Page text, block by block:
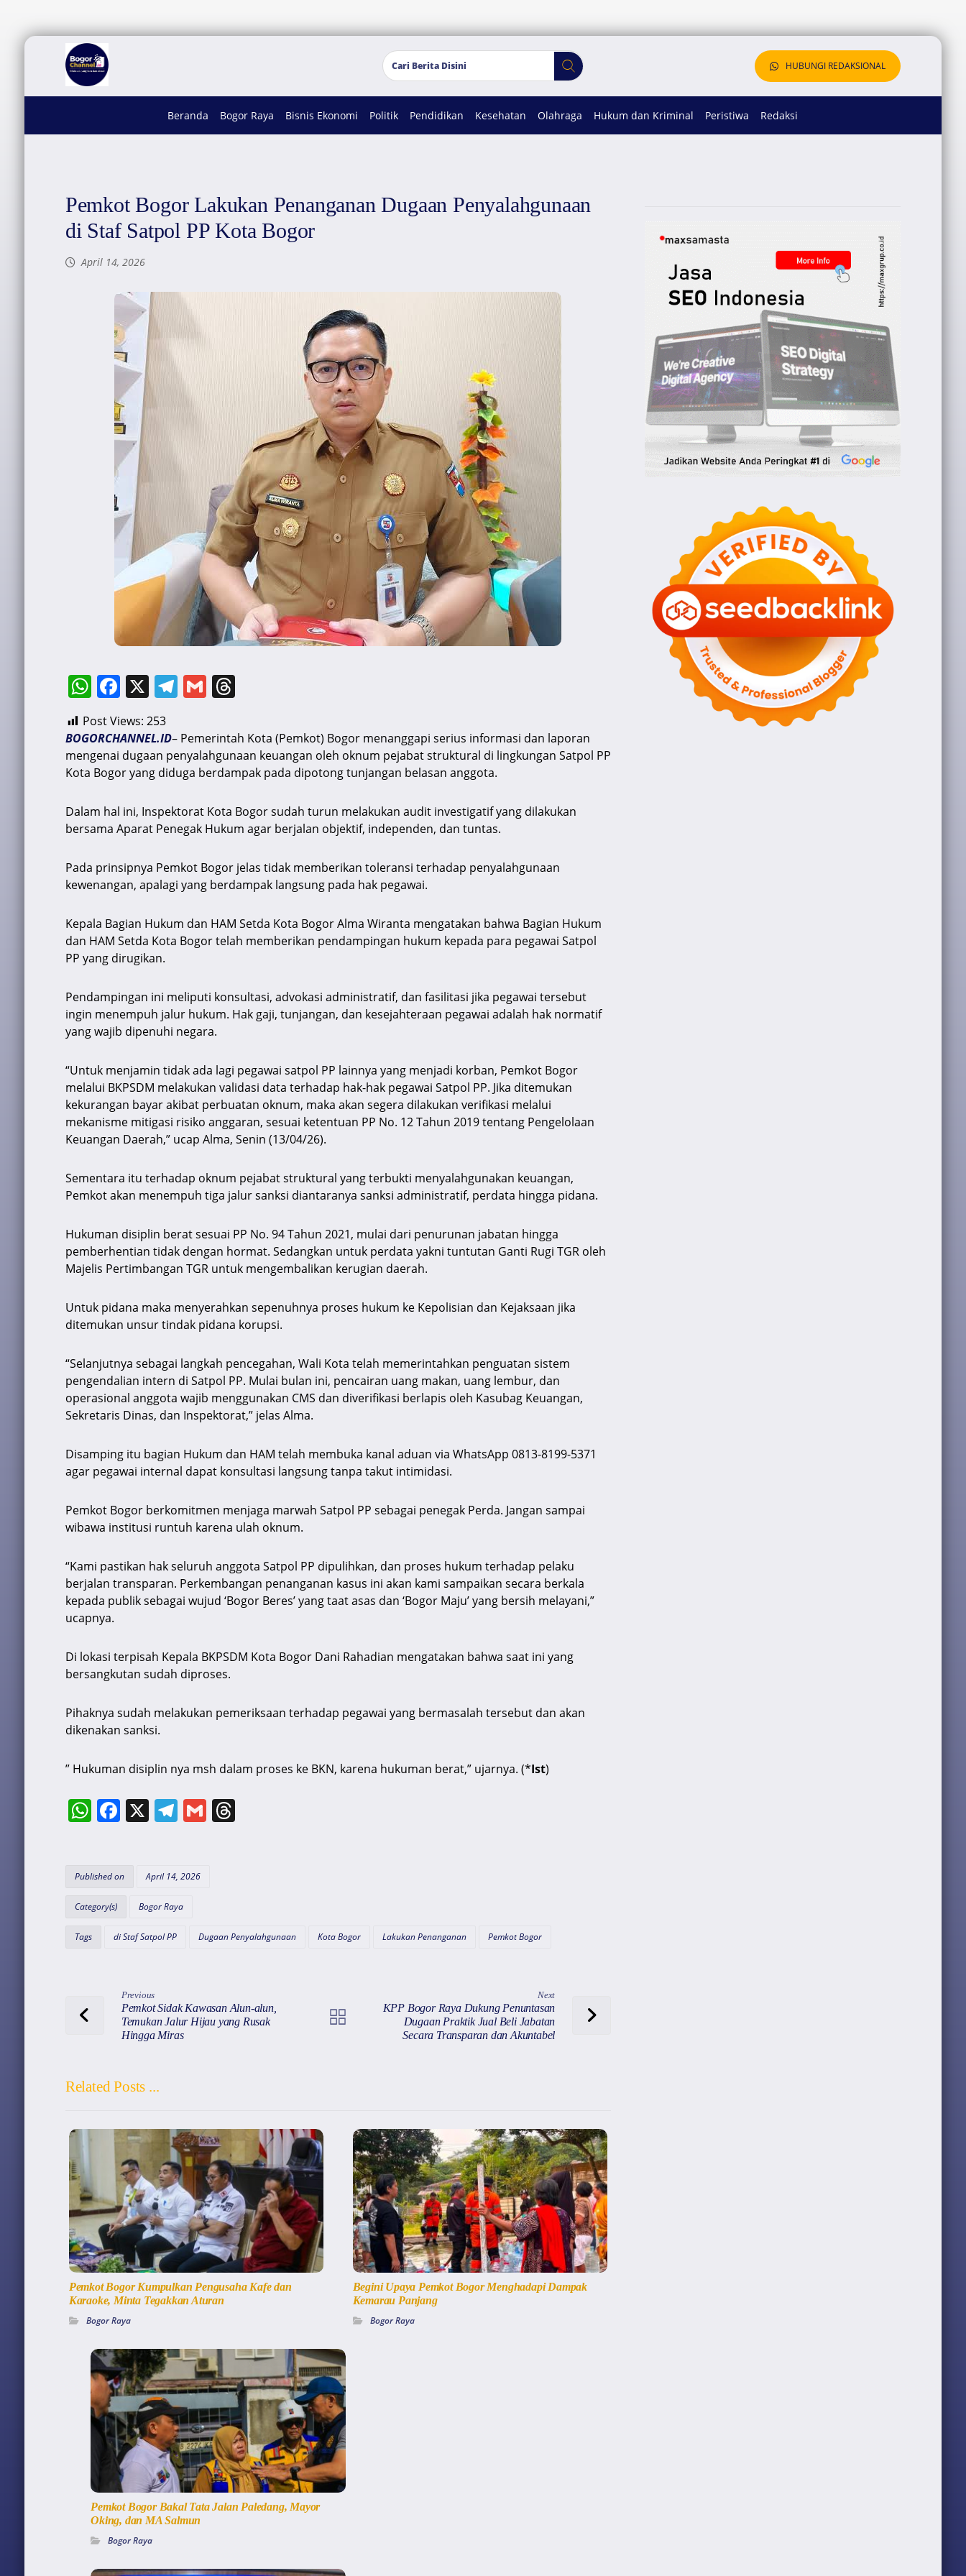
HUBUNGI REDAKSIONAL
Beranda Bogor Raya Bisnis Ekonomi Politik Pendidikan Kesehatan Olahraga Hukum dan Kriminal Peristiwa Redaksi
Pemkot Bogor Lakukan Penanganan Dugaan Penyalahgunaan
di Staf Satpol PP Kota Bogor
April 14, 2026
W
h
at
s
A
p
p
F
c
e
b
o
o
X T
e
gr
a
m
G
ai
l
T
e
a
d
s
Post Views: 253
BOGORCHANNEL.ID– Pemerintah Kota (Pemkot) Bogor menanggapi serius informasi dan laporan
mengenai dugaan penyalahgunaan keuangan oleh oknum pejabat struktural di lingkungan Satpol PP
Kota Bogor yang diduga berdampak pada dipotong tunjangan belasan anggota.
Dalam hal ini, Inspektorat Kota Bogor sudah turun melakukan audit investigatif yang dilakukan
bersama Aparat Penegak Hukum agar berjalan objektif, independen, dan tuntas.
Pada prinsipnya Pemkot Bogor jelas tidak memberikan toleransi terhadap penyalahgunaan
kewenangan, apalagi yang berdampak langsung pada hak pegawai.
Kepala Bagian Hukum dan HAM Setda Kota Bogor Alma Wiranta mengatakan bahwa Bagian Hukum
dan HAM Setda Kota Bogor telah memberikan pendampingan hukum kepada para pegawai Satpol
PP yang dirugikan.
Pendampingan ini meliputi konsultasi, advokasi administratif, dan fasilitasi jika pegawai tersebut
ingin menempuh jalur hukum. Hak gaji, tunjangan, dan kesejahteraan pegawai adalah hak normatif
yang wajib dipenuhi negara.
“Untuk menjamin tidak ada lagi pegawai satpol PP lainnya yang menjadi korban, Pemkot Bogor
melalui BKPSDM melakukan validasi data terhadap hak-hak pegawai Satpol PP. Jika ditemukan
kekurangan bayar akibat perbuatan oknum, maka akan segera dilakukan verifikasi melalui
mekanisme mitigasi risiko anggaran, sesuai ketentuan PP No. 12 Tahun 2019 tentang Pengelolaan
Keuangan Daerah,” ucap Alma, Senin (13/04/26).
Sementara itu terhadap oknum pejabat struktural yang terbukti menyalahgunakan keuangan,
Pemkot akan menempuh tiga jalur sanksi diantaranya sanksi administratif, perdata hingga pidana.
Hukuman disiplin berat sesuai PP No. 94 Tahun 2021, mulai dari penurunan jabatan hingga
pemberhentian tidak dengan hormat. Sedangkan untuk perdata yakni tuntutan Ganti Rugi TGR oleh
Majelis Pertimbangan TGR untuk mengembalikan kerugian daerah.
Untuk pidana maka menyerahkan sepenuhnya proses hukum ke Kepolisian dan Kejaksaan jika
ditemukan unsur tindak pidana korupsi.
“Selanjutnya sebagai langkah pencegahan, Wali Kota telah memerintahkan penguatan sistem
pengendalian intern di Satpol PP. Mulai bulan ini, pencairan uang makan, uang lembur, dan
operasional anggota wajib menggunakan CMS dan diverifikasi berlapis oleh Kasubag Keuangan,
Sekretaris Dinas, dan Inspektorat,” jelas Alma.
Disamping itu bagian Hukum dan HAM telah membuka kanal aduan via WhatsApp 0813-8199-5371
agar pegawai internal dapat konsultasi langsung tanpa takut intimidasi.
Pemkot Bogor berkomitmen menjaga marwah Satpol PP sebagai penegak Perda. Jangan sampai
wibawa institusi runtuh karena ulah oknum.
“Kami pastikan hak seluruh anggota Satpol PP dipulihkan, dan proses hukum terhadap pelaku
berjalan transparan. Perkembangan penanganan kasus ini akan kami sampaikan secara berkala
kepada publik sebagai wujud ‘Bogor Beres’ yang taat asas dan ‘Bogor Maju’ yang bersih melayani,”
ucapnya.
Di lokasi terpisah Kepala BKPSDM Kota Bogor Dani Rahadian mengatakan bahwa saat ini yang
bersangkutan sudah diproses.
Pihaknya sudah melakukan pemeriksaan terhadap pegawai yang bermasalah tersebut dan akan
dikenakan sanksi.
” Hukuman disiplin nya msh dalam proses ke BKN, karena hukuman berat,” ujarnya. (*Ist)
W
s
A
p
F
e
o
o
X T
gr
a
G T
s
Published on April 14, 2026
Category(s) Bogor Raya
Tags di Staf Satpol PP Dugaan Penyalahgunaan Kota Bogor Lakukan Penanganan Pemkot Bogor
Previous
Pemkot Sidak Kawasan Alun-alun,
Temukan Jalur Hijau yang Rusak
Hingga Miras
Next
KPP Bogor Raya Dukung Penuntasan
Dugaan Praktik Jual Beli Jabatan
Secara Transparan dan Akuntabel
Related Posts ...
Pemkot Bogor Kumpulkan Pengusaha Kafe dan
Karaoke, Minta Tegakkan Aturan
Bogor Raya
Begini Upaya Pemkot Bogor Menghadapi Dampak
Kemarau Panjang
Bogor Raya
Pemkot Bogor Bakal Tata Jalan Paledang, Mayor
Oking, dan MA Salmun
Bogor Raya